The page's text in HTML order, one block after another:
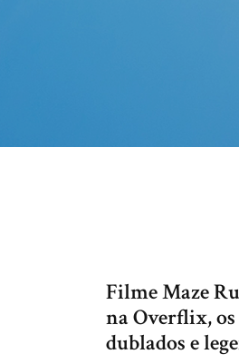
Filme Maze
na Overflix,
dublados e